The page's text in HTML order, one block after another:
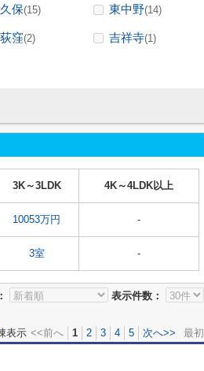
保(15) 東中野(14)
窪(2) 吉祥寺(1)
3K～3LDK 4K～4LDK以上
10053万円 -
3室 -
表示件数：
表示 <<前へ 1 2 3 4 5 次へ>> 最初